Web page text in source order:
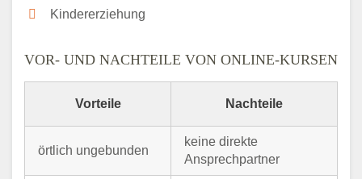
Kindererziehung
VOR- UND NACHTEILE VON ONLINE-KURSEN
Vorteile Nachteile
örtlich ungebunden
keine direkte
Ansprechpartner